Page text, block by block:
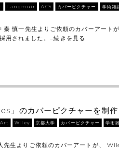
Langmuir ACS カバーピクチャー 学術雑
慎一先生よりご依頼のカバーアート
用されました。…続きを見る
のカバーピクチャーを制作
Art Wiley 京都大学 カバーピクチャー 学術
先生よりご依頼のカバーアートが、